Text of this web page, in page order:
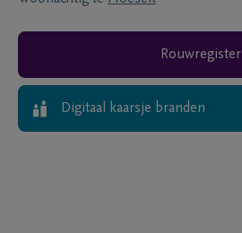
Rouwregister
Digitaal kaarsje branden